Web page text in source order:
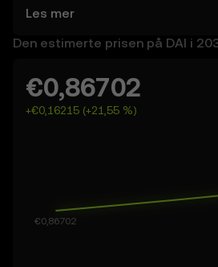
mye kan DAI (DAI) være verdt i
kan hjelpe deg med å få innsikt i
fram som 2050. Du kan også angi
DAI og se hvordan visjonen din
Husk at kryptomarkedet i seg selv
Les mer
Den estimerte prisen på DAI i
€0,86702
+€0,16215 (+21,55 %)